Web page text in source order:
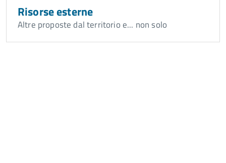
Risorse esterne
Altre proposte dal territorio e... non solo